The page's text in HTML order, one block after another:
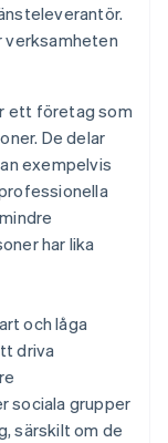
verksamheten
ett företag som
De delar
exempelvis
har lika
och låga
driva
sociala grupper
särskilt om de